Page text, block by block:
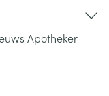
Apotheker